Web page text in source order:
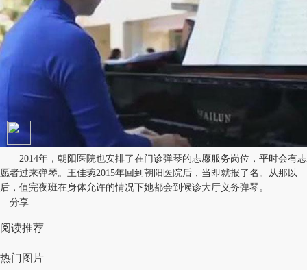
2014年，朝阳医院也安排了在门诊弹琴的志愿服务岗位，平时会有志
愿者过来弹琴。王佳琬2015年回到朝阳医院后，当即就报了名。从那以
后，值完夜班在身体允许的情况下她都会到候诊大厅义务弹琴。
分享
阅读推荐
热门图片